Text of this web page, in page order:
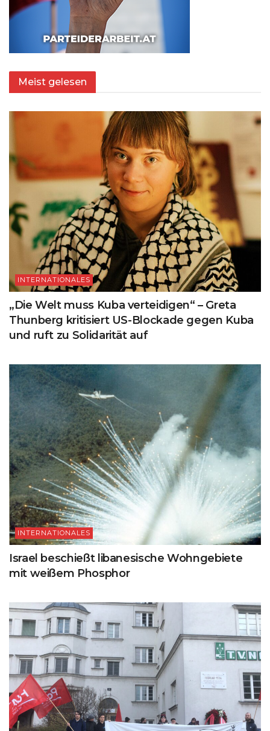
Meist gelesen
INTERNATIONALES
„Die Welt muss Kuba verteidigen“ – Greta
Thunberg kritisiert US-Blockade gegen Kuba
und ruft zu Solidarität auf
INTERNATIONALES
Israel beschießt libanesische Wohngebiete
mit weißem Phosphor